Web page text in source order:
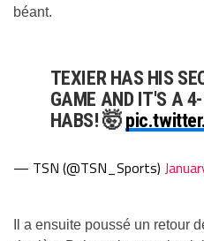
béant.
TEXIER HAS HIS
GAME AND IT'S A
HABS! 🤯
— TSN (@TSN_Sports)
Il a ensuite poussé un retour